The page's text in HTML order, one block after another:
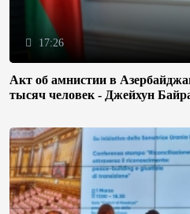
17:26
Акт об амнистии в
тысяч человек - Джейхун